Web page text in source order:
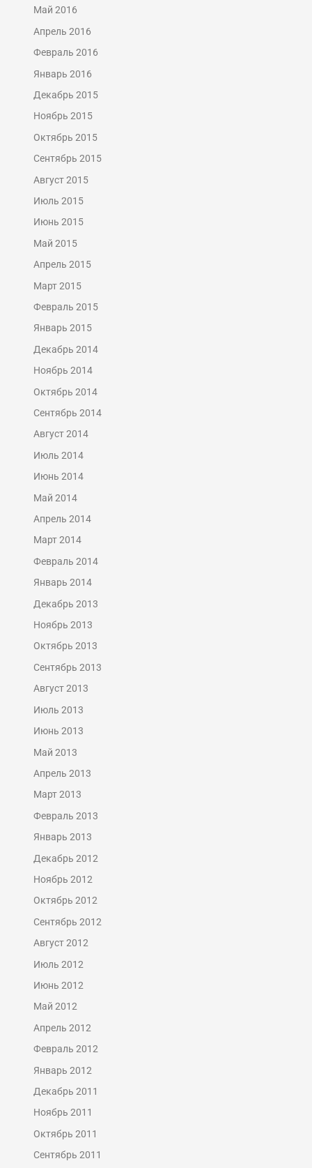
Май 2016
Апрель 2016
Февраль 2016
Январь 2016
Декабрь 2015
Ноябрь 2015
Октябрь 2015
Сентябрь 2015
Август 2015
Июль 2015
Июнь 2015
Май 2015
Апрель 2015
Март 2015
Февраль 2015
Январь 2015
Декабрь 2014
Ноябрь 2014
Октябрь 2014
Сентябрь 2014
Август 2014
Июль 2014
Июнь 2014
Май 2014
Апрель 2014
Март 2014
Февраль 2014
Январь 2014
Декабрь 2013
Ноябрь 2013
Октябрь 2013
Сентябрь 2013
Август 2013
Июль 2013
Июнь 2013
Май 2013
Апрель 2013
Март 2013
Февраль 2013
Январь 2013
Декабрь 2012
Ноябрь 2012
Октябрь 2012
Сентябрь 2012
Август 2012
Июль 2012
Июнь 2012
Май 2012
Апрель 2012
Февраль 2012
Январь 2012
Декабрь 2011
Ноябрь 2011
Октябрь 2011
Сентябрь 2011